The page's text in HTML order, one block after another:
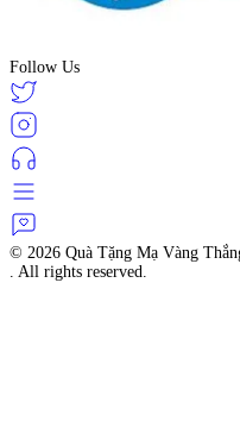
Follow Us
© 2026 Quà Tặng Mạ Vàng
. All rights reserved.